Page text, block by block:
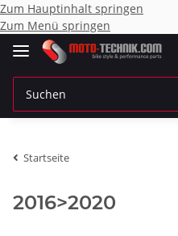
Zum Hauptinhalt springen
Zum Menü springen
Startseite
2016>2020